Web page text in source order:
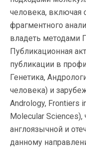
человека, включая
фрагментного
владеть методами
Публикационная
публикации в
Генетика,
человека) и
Andrology, Frontiers
Molecular Sciences),
англоязычной и
данному